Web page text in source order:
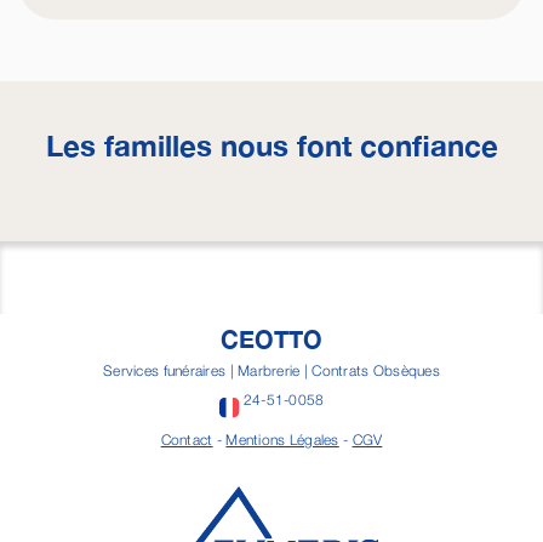
Les familles nous font confiance
CEOTTO
Services funéraires | Marbrerie | Contrats Obsèques
24-51-0058
Contact -Mentions Légales - CGV